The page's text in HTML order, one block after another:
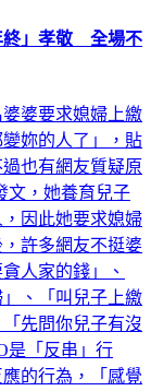
終」孝敬 全場不
婆要求媳婦上繳
妳的人了」，貼
也有網友質疑原
文，她養育兒子
因此她要求媳婦
許多網友不挺婆
人家的錢」、
、「叫兒子上繳
先問你兒子有沒
是「反串」行
的行為，「感覺